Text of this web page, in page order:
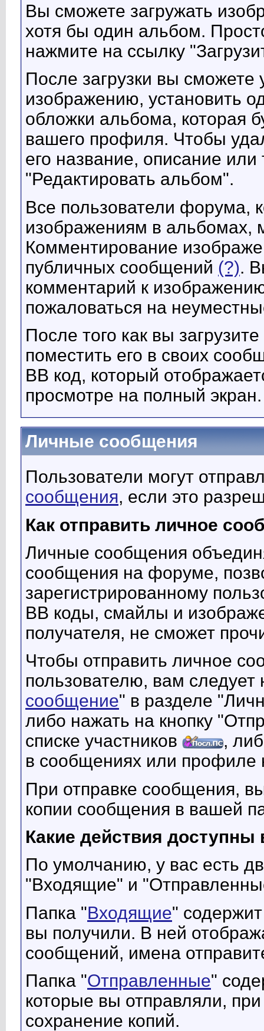
Вы сможете загружать
хотя бы один альбом.
нажмите на ссылку
После загрузки вы сможете
изображению, установить
обложки альбома, которая
вашего профиля. Чтобы
его название, описание
"Редактировать альбом".
Все пользователи форума,
изображениям в альбомах,
Комментирование
публичных сообщений (?).
комментарий к
пожаловаться на
После того как вы
поместить его в своих
BB код, который
просмотре на полный экран.
Личные сообщения
Пользователи могут
сообщения, если это
Как отправить личное
Личные сообщения
сообщения на форуме,
зарегистрированному
BB коды, смайлы и
получателя, не сможет
Чтобы отправить личное
пользователю, вам следует
сообщение" в разделе
либо нажать на кнопку
списке участников
,
в сообщениях или профиле
При отправке сообщения,
копии сообщения в вашей
Какие действия
По умолчанию, у вас есть
"Входящие" и
Папка "Входящие"
вы получили. В ней
сообщений, имена
Папка "Отправленные"
которые вы отправляли,
сохранение копий.